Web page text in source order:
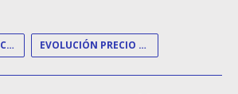
EVOLUCIÓN DE PRECIOS EVOLUCIÓN PRECIO VIVIENDA